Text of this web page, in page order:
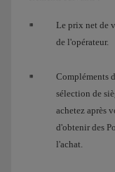
Le prix net de
de l'opérateur.
Compléments
sélection de
achetez après
d'obtenir des
l'achat.